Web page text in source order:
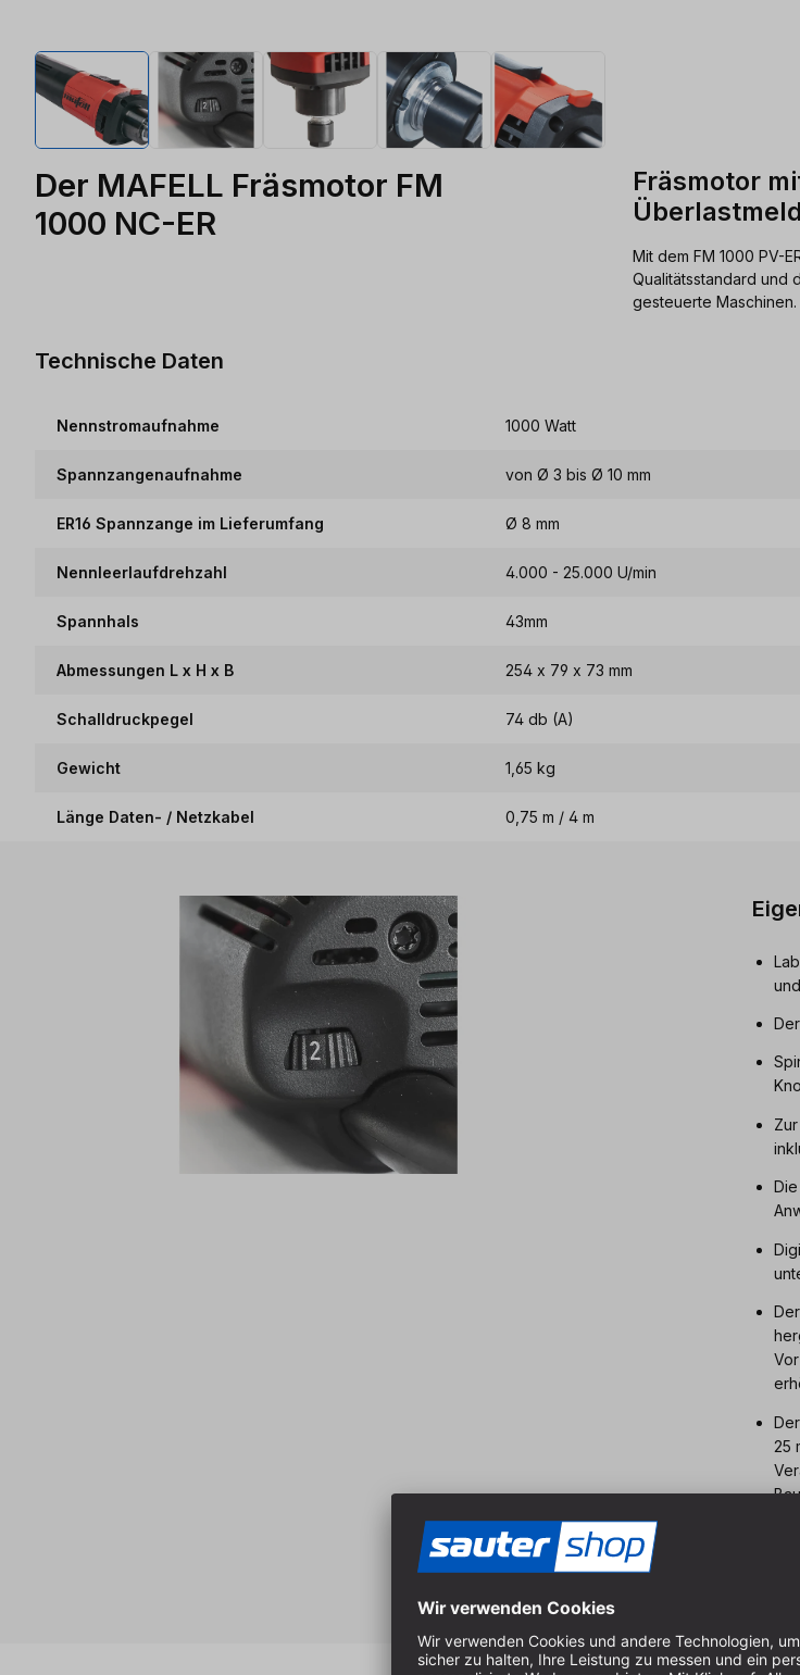
Der MAFELL Fräsmotor FM
1000 NC-ER
Fräsmotor
Mit dem FM 1000 PV-
Qualitätsstandard und
gesteuerte Maschinen.
Technische Daten
Nennstromaufnahme 1000 Watt
Spannzangenaufnahme von Ø 3 bis Ø 10 mm
ER16 Spannzange im Lieferumfang Ø 8 mm
Nennleerlaufdrehzahl 4.000 - 25.000 U/min
Spannhals 43mm
Abmessungen L x H x B 254 x 79 x 73 mm
Schalldruckpegel 74 db (A)
Gewicht 1,65 kg
Länge Daten- / Netzkabel 0,75 m / 4 m
25